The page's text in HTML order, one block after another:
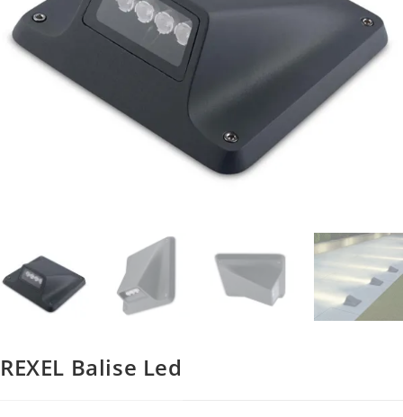
REXEL Balise Led